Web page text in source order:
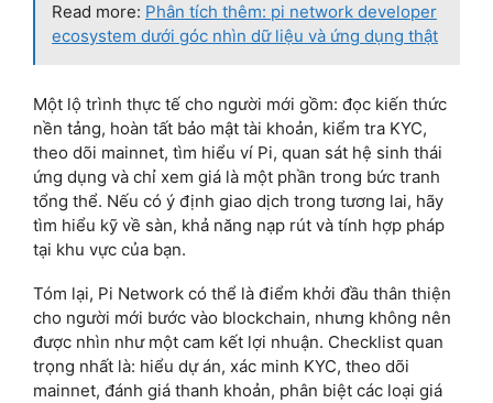
Read more: Phân tích thêm: pi network developer
ecosystem dưới góc nhìn dữ liệu và ứng dụng thật
Một lộ trình thực tế cho người mới gồm: đọc kiến thức
nền tảng, hoàn tất bảo mật tài khoản, kiểm tra KYC,
theo dõi mainnet, tìm hiểu ví Pi, quan sát hệ sinh thái
ứng dụng và chỉ xem giá là một phần trong bức tranh
tổng thể. Nếu có ý định giao dịch trong tương lai, hãy
tìm hiểu kỹ về sàn, khả năng nạp rút và tính hợp pháp
tại khu vực của bạn.
Tóm lại, Pi Network có thể là điểm khởi đầu thân thiện
cho người mới bước vào blockchain, nhưng không nên
được nhìn như một cam kết lợi nhuận. Checklist quan
trọng nhất là: hiểu dự án, xác minh KYC, theo dõi
mainnet, đánh giá thanh khoản, phân biệt các loại giá